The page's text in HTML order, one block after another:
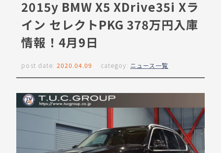
2015y BMW X5 XDrive35i Xラ
イン セレクトPKG 378万円入庫
情報！4月9日
post date: 2020.04.09 categoy: ニュース一覧